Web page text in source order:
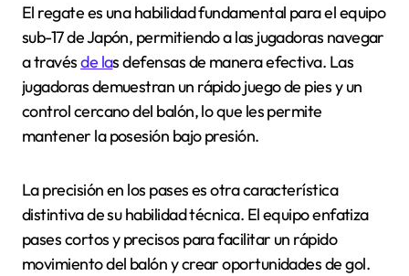
El regate es una habilidad fundamental para el equipo
sub-17 de Japón, permitiendo a las jugadoras navegar
a travésde las defensas de manera efectiva. Las
jugadoras demuestran un rápido juego de pies y un
control cercano del balón, lo que les permite
mantener la posesión bajo presión.
La precisión en los pases es otra característica
distintiva de su habilidad técnica. El equipo enfatiza
pases cortos y precisos para facilitar un rápido
movimiento del balón y crear oportunidades de gol.